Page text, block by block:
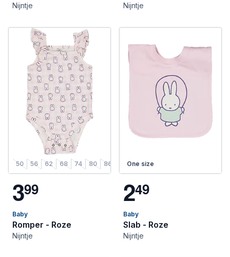
Nijntje Nijntje
50 56 62 68 74 80 86 50/56 62/68
399
Baby
Romper - Roze
Nijntje
One size
249
Baby
Slab - Roze
Nijntje